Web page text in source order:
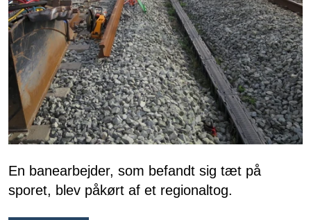
En banearbejder, som befandt sig tæt på
sporet, blev påkørt af et regionaltog.